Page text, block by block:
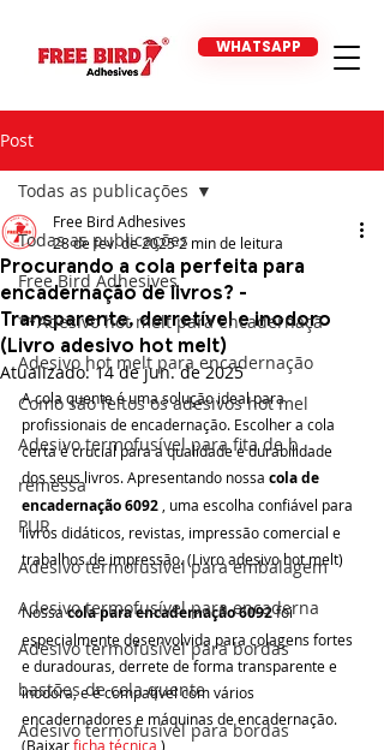
WHATSAPP
Post
Todas as publicações
Free Bird Adhesives
**Adesivo hot melt para encadernaçã
Adesivo hot melt para encadernação
Como são feitos os adesivos hot mel
Adesivo termofusível para fita de b
remessa
PUR
Adesivo termofusível para embalagem
Adesivo termofusível para encaderna
Adesivo termofusível para bordas
bastões de cola quente
Adesivo termofusível para bordas
Todas as publicações
Procurando a cola perfeita para
encadernação de livros? -
Transparente, derretível e inodoro
(Livro adesivo hot melt)
Free Bird Adhesives
28 de fev. de 20252 min de leitura
Atualizado:14 de jun. de 2025
A cola quente é uma solução ideal para
profissionais de encadernação. Escolher a cola
certa é crucial para a qualidade e durabilidade
dos seus livros. Apresentando nossa cola de
encadernação 6092 , uma escolha confiável para
livros didáticos, revistas, impressão comercial e
trabalhos de impressão. (Livro adesivo hot melt)
Nossa cola para encadernação 6092 foi
especialmente desenvolvida para colagens fortes
e duradouras, derrete de forma transparente e
inodora, e é compatível com vários
encadernadores e máquinas de encadernação.
(Baixar ficha técnica )